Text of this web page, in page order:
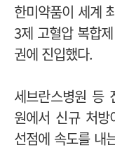
한미약품이 세계
3제 고혈압 복합
권에 진입했다.
세브란스병원 등
원에서 신규 처
선점에 속도를 내